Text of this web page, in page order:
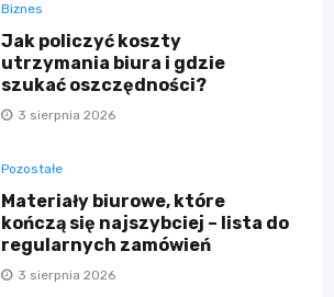
Biznes
Jak policzyć koszty
utrzymania biura i gdzie
szukać oszczędności?
3 sierpnia 2026
Pozostałe
Materiały biurowe, które
kończą się najszybciej – lista do
regularnych zamówień
3 sierpnia 2026